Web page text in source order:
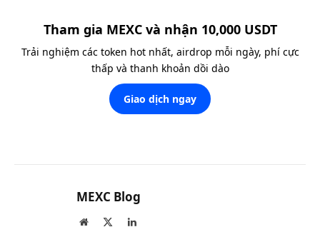
Tham gia MEXC và nhận 10,000 USDT
Trải nghiệm các token hot nhất, airdrop mỗi ngày, phí cực
thấp và thanh khoản dồi dào
Giao dịch ngay
MEXC Blog
Website LinkedIn